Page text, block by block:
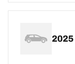
2025